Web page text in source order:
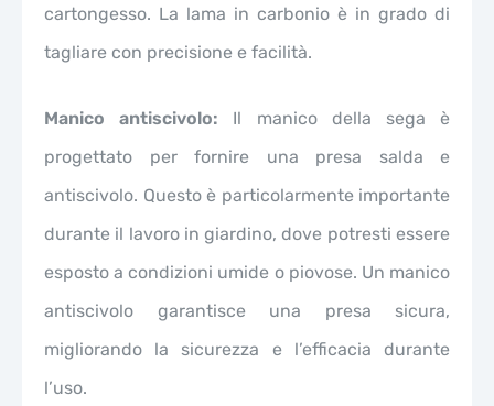
cartongesso. La lama in carbonio è in grado di
tagliare con precisione e facilità.
Manico antiscivolo: Il manico della sega è
progettato per fornire una presa salda e
antiscivolo. Questo è particolarmente importante
durante il lavoro in giardino, dove potresti essere
esposto a condizioni umide o piovose. Un manico
antiscivolo garantisce una presa sicura,
migliorando la sicurezza e l’efficacia durante
l’uso.